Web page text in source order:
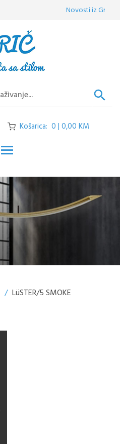
Novosti iz Griča:
Košarica: 0 | 0,00 KM
/ LüSTER/5 SMOKE